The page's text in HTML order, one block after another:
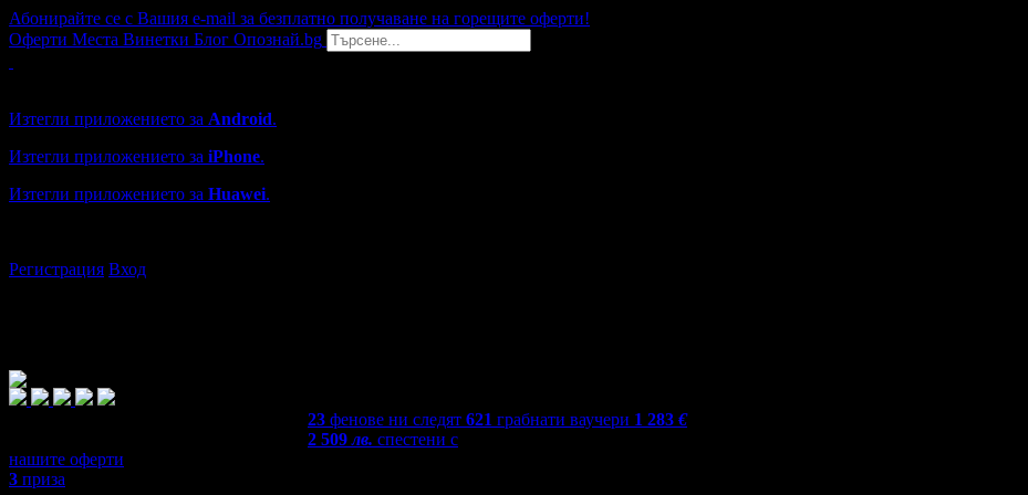
Абонирайте се с Вашия e-mail за безплатно получаване на горещите оферти!
Оферти Места Винетки Блог Опознай.bg
Изтегли приложението за Android.
Изтегли приложението за iPhone.
Изтегли приложението за Huawei.
Регистрация Вход
23 фенове ни следят 621 грабнати ваучери 1 283 €
2 509лв. спестени с
нашите оферти
3 приза